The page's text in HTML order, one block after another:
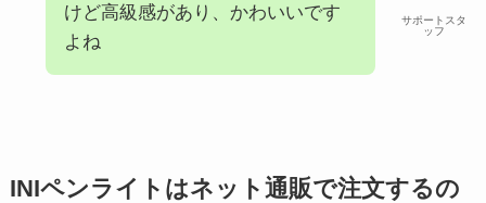
サポートスタ
ッフ
けど高級感があり、かわいいです
よね
INIペンライトはネット通販で注文するの